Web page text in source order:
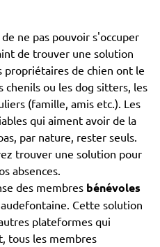
ne pas pouvoir s'occuper
de trouver une solution
propriétaires de chien ont le
chenils ou les dog sitters, les
(famille, amis etc.). Les
qui aiment avoir de la
par nature, rester seuls.
trouver une solution pour
absences.
des membres bénévoles
Cette solution
plateformes qui
tous les membres